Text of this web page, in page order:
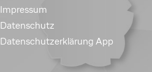
Impressum
Datenschutz
Datenschutzerklärung App